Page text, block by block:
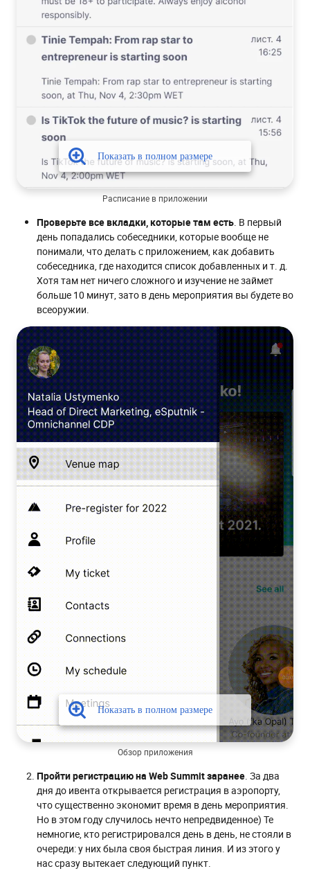
Расписание в приложении
Проверьте все вкладки, которые там есть. В первый
день попадались собеседники, которые вообще не
понимали, что делать с приложением, как добавить
собеседника, где находится список добавленных и т. д.
Хотя там нет ничего сложного и изучение не займет
больше 10 минут, зато в день мероприятия вы будете во
всеоружии.
Обзор приложения
Пройти регистрацию на Web Summit заранее. За два
дня до ивента открывается регистрация в аэропорту,
что существенно экономит время в день мероприятия.
Но в этом году случилось нечто непредвиденное) Те
немногие, кто регистрировался день в день, не стояли в
очереди: у них была своя быстрая линия. И из этого у
нас сразу вытекает следующий пункт.